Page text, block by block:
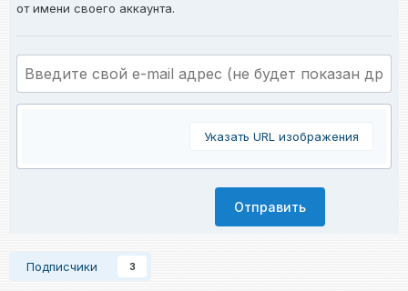
от имени своего аккаунта.
Указать URL изображения
Отправить
Подписчики 3